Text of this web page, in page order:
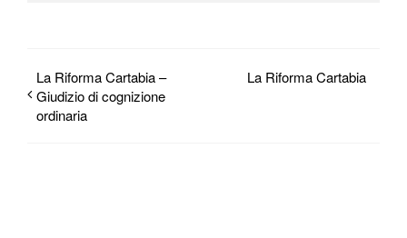
La Riforma Cartabia –
Giudizio di cognizione
ordinaria
La Riforma Cartabia